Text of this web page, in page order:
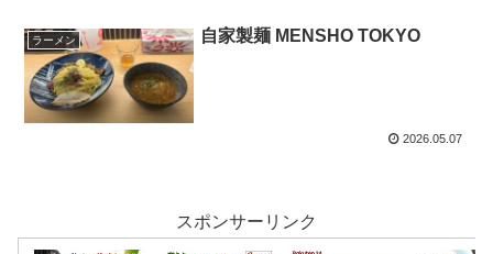
ラーメン 自家製麺 MENSHO TOKYO
2026.05.07
スポンサーリンク